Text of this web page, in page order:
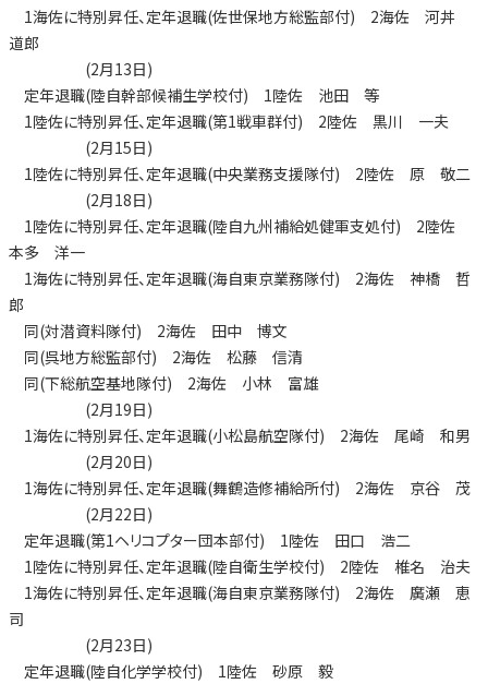
1海佐に特別昇任、定年退職(佐世保地方総監部付) 2海佐 河丼
道郎
(2月13日)
定年退職(陸自幹部候補生学校付) 1陸佐 池田 等
1陸佐に特別昇任、定年退職(第1戦車群付) 2陸佐 黒川 一夫
(2月15日)
1陸佐に特別昇任、定年退職(中央業務支援隊付) 2陸佐 原 敬二
(2月18日)
1陸佐に特別昇任、定年退職(陸自九州補給処健軍支処付) 2陸佐
本多 洋一
1海佐に特別昇任、定年退職(海自東京業務隊付) 2海佐 神橋 哲
郎
同(対潜資料隊付) 2海佐 田中 博文
同(呉地方総監部付) 2海佐 松藤 信清
同(下総航空基地隊付) 2海佐 小林 富雄
(2月19日)
1海佐に特別昇任、定年退職(小松島航空隊付) 2海佐 尾崎 和男
(2月20日)
1海佐に特別昇任、定年退職(舞鶴造修補給所付) 2海佐 京谷 茂
(2月22日)
定年退職(第1ヘリコプター団本部付) 1陸佐 田口 浩二
1陸佐に特別昇任、定年退職(陸自衛生学校付) 2陸佐 椎名 治夫
1海佐に特別昇任、定年退職(海自東京業務隊付) 2海佐 廣瀬 恵
司
(2月23日)
定年退職(陸自化学学校付) 1陸佐 砂原 毅